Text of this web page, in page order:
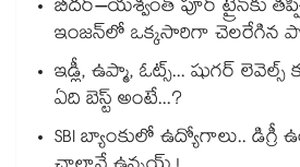
బీదర్–యశ్వంత్ పూర్ ట్రైన్‎కు
ఇంజన్‎లో ఒక్కసారిగా చెలరేగిన
ఇడ్లీ, ఉప్మా, ఓట్స్... షుగర్ లెవెల్స్
ఏది బెస్ట్ అంటే...?
SBI బ్యాంకులో ఉద్యోగాలు.. డిగ్రీ